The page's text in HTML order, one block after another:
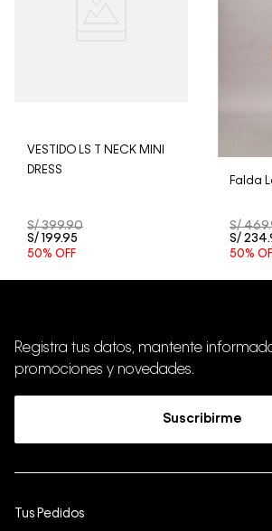
VESTIDO LS T NECK MINI
DRESS
S/ 399.90
S/ 199.95
50% OFF
Falda
S/ 469.
S/ 234.
50%
Registra tus datos, mantente
promociones y novedades.
Suscribirme
Tus Pedidos